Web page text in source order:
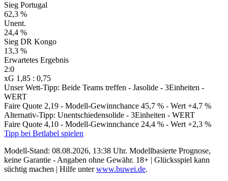
Sieg Portugal
62,3 %
Unent.
24,4 %
Sieg DR Kongo
13,3 %
Erwartetes Ergebnis
2:0
xG 1,85 : 0,75
Unser Wett-Tipp: Beide Teams treffen - Jasolide - 3Einheiten -
WERT
Faire Quote 2,19 - Modell-Gewinnchance 45,7 % - Wert +4,7 %
Alternativ-Tipp: Unentschiedensolide - 3Einheiten - WERT
Faire Quote 4,10 - Modell-Gewinnchance 24,4 % - Wert +2,3 %
Tipp bei Betlabel spielen
Modell-Stand: 08.08.2026, 13:38 Uhr. Modellbasierte Prognose,
keine Garantie - Angaben ohne Gewähr. 18+ | Glücksspiel kann
süchtig machen | Hilfe unterwww.buwei.de.